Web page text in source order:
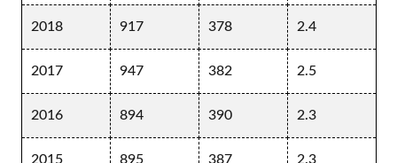
2018 917 378 2.4
2017 947 382 2.5
2016 894 390 2.3
2015 895 387 2.3